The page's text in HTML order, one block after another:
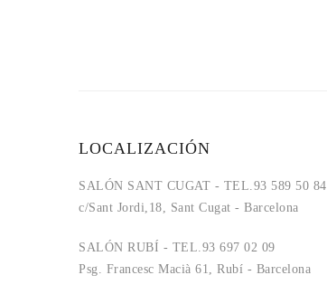
LOCALIZACIÓN
SALÓN SANT CUGAT - TEL.93 589 50 84
c/Sant Jordi,18, Sant Cugat - Barcelona
SALÓN RUBÍ - TEL.93 697 02 09
Psg. Francesc Macià 61, Rubí - Barcelona